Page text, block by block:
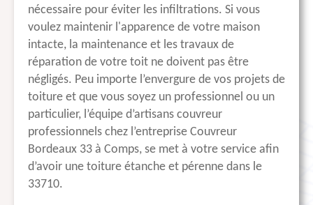
nécessaire pour éviter les infiltrations. Si vous
voulez maintenir l'apparence de votre maison
intacte, la maintenance et les travaux de
réparation de votre toit ne doivent pas être
négligés. Peu importe l’envergure de vos projets de
toiture et que vous soyez un professionnel ou un
particulier, l’équipe d’artisans couvreur
professionnels chez l’entreprise Couvreur
Bordeaux 33 à Comps, se met à votre service afin
d’avoir une toiture étanche et pérenne dans le
33710.